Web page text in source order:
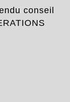
conseil